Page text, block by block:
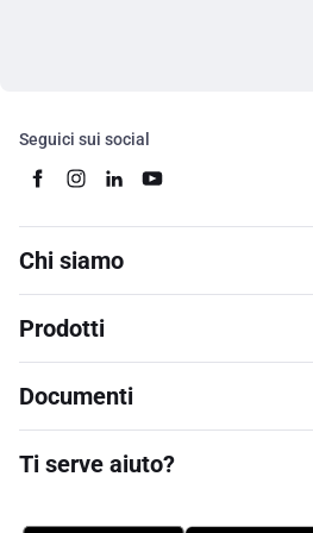
Seguici sui social
Chi siamo
Prodotti
Documenti
Ti serve aiuto?